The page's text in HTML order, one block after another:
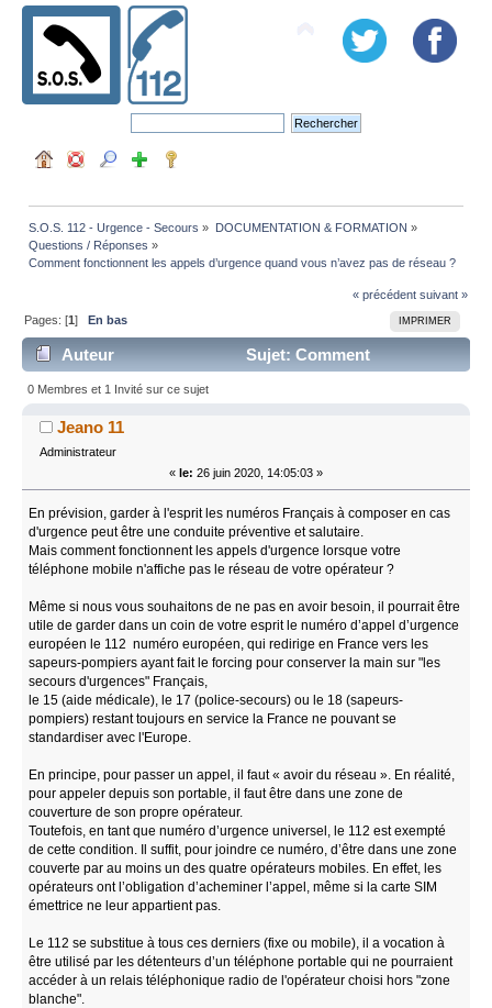
S.O.S. 112 - Urgence - Secours » DOCUMENTATION & FORMATION »
Questions / Réponses »
Comment fonctionnent les appels d’urgence quand vous n’avez pas de réseau ?
« précédent suivant »
IMPRIMER
Pages: [1]En bas
Auteur
Sujet: Comment
fonctionnent les appels d’urgence quand vous n’avez
pas de réseau ? (Lu 132952 fois)
0 Membres et 1 Invité sur ce sujet
Jeano 11
Administrateur
« le: 26 juin 2020, 14:05:03 »
En prévision, garder à l'esprit les numéros Français à composer en cas
d'urgence peut être une conduite préventive et salutaire.
Mais comment fonctionnent les appels d'urgence lorsque votre
téléphone mobile n'affiche pas le réseau de votre opérateur ?
Même si nous vous souhaitons de ne pas en avoir besoin, il pourrait être
utile de garder dans un coin de votre esprit le numéro d’appel d’urgence
européen le 112 numéro européen, qui redirige en France vers les
sapeurs-pompiers ayant fait le forcing pour conserver la main sur "les
secours d'urgences" Français,
le 15 (aide médicale), le 17 (police-secours) ou le 18 (sapeurs-
pompiers) restant toujours en service la France ne pouvant se
standardiser avec l'Europe.
En principe, pour passer un appel, il faut « avoir du réseau ». En réalité,
pour appeler depuis son portable, il faut être dans une zone de
couverture de son propre opérateur.
Toutefois, en tant que numéro d’urgence universel, le 112 est exempté
de cette condition. Il suffit, pour joindre ce numéro, d’être dans une zone
couverte par au moins un des quatre opérateurs mobiles. En effet, les
opérateurs ont l’obligation d’acheminer l’appel, même si la carte SIM
émettrice ne leur appartient pas.
Le 112 se substitue à tous ces derniers (fixe ou mobile), il a vocation à
être utilisé par les détenteurs d’un téléphone portable qui ne pourraient
accéder à un relais téléphonique radio de l'opérateur choisi hors "zone
blanche".